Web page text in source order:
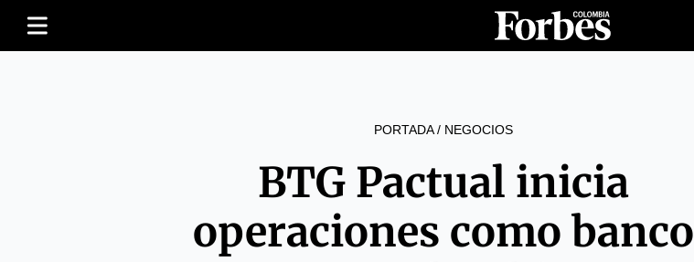
PORTADA/ NEGOCIOS
BTG Pactual inicia
operaciones como banco